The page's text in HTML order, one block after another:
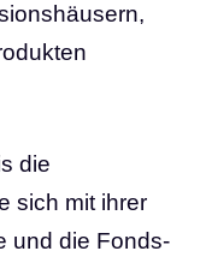
die
sich mit ihrer
und die Fonds-